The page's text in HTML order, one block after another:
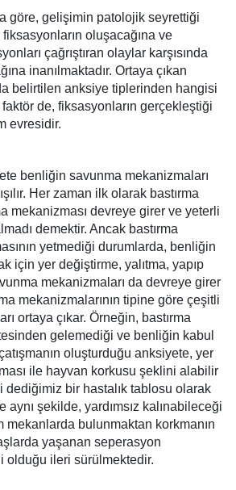
göre, gelişimin patolojik seyrettiği
oluşacağına ve
çağrıştıran olaylar karşısında
inanılmaktadır. Ortaya çıkan
belirtilen anksiye tiplerinden hangisi
de, fiksasyonların gerçekleştiği
evresidir.
benliğin savunma mekanizmaları
Her zaman ilk olarak bastırma
mekanizması devreye girer ve yeterli
demektir. Ancak bastırma
yetmediği durumlarda, benliğin
için yer değiştirme, yalıtma, yapıp
mekanizmaları da devreye girer
mekanizmalarının tipine göre çeşitli
ortaya çıkar. Örneğin, bastırma
gelemediği ve benliğin kabul
oluşturduğu anksiyete, yer
ile hayvan korkusu şeklini alabilir
dediğimiz bir hastalık tablosu olarak
aynı şekilde, yardımsız kalınabileceği
mekanlarda bulunmaktan korkmanın
yaşanan seperasyon
olduğu ileri sürülmektedir.